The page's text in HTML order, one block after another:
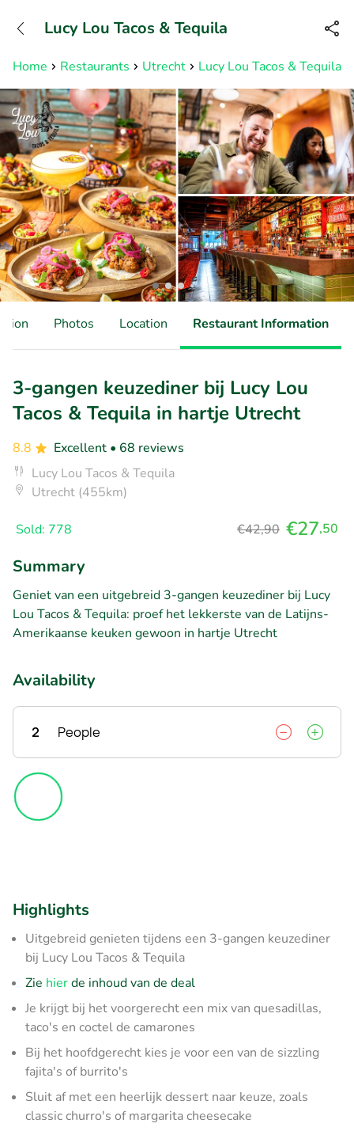
Available until 23:00
Home Restaurants Utrecht Lucy Lou Tacos & Tequila
Lucy Lou Tacos & Tequila
Photos Location Restaurant Information
3-gangen keuzediner bij Lucy Lou
Tacos & Tequila in hartje Utrecht
8.8 Excellent • 68 reviews
Lucy Lou Tacos & Tequila
Utrecht (455km)
Sold: 778 €42,90 €27,50
Summary
Geniet van een uitgebreid 3-gangen keuzediner bij Lucy
Lou Tacos & Tequila: proef het lekkerste van de Latijns-
Amerikaanse keuken gewoon in hartje Utrecht
Availability
2 People
Highlights
Uitgebreid genieten tijdens een 3-gangen keuzediner
bij Lucy Lou Tacos & Tequila
Zie hierde inhoud van de deal
Je krijgt bij het voorgerecht een mix van quesadillas,
taco's en coctel de camarones
Bij het hoofdgerecht kies je voor een van de sizzling
fajita's of burrito's
Sluit af met een heerlijk dessert naar keuze, zoals
classic churro's of margarita cheesecake